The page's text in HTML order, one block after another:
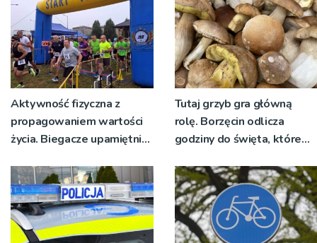
Aktywność fizyczna z
propagowaniem wartości
życia. Biegacze upamiętnili
Tutaj grzyb gra główną
rolę. Borzęcin odlicza
godziny do święta, które
pokoleń